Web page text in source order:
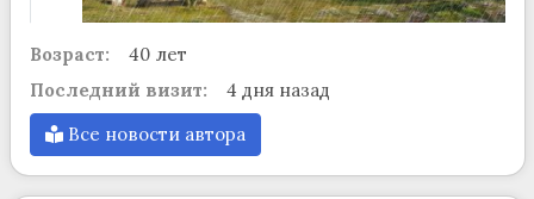
Возраст:
40 лет
Последний визит:
4 дня назад
Все новости автора